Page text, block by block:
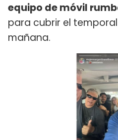
equipo de móvil
para cubrir el
mañana.